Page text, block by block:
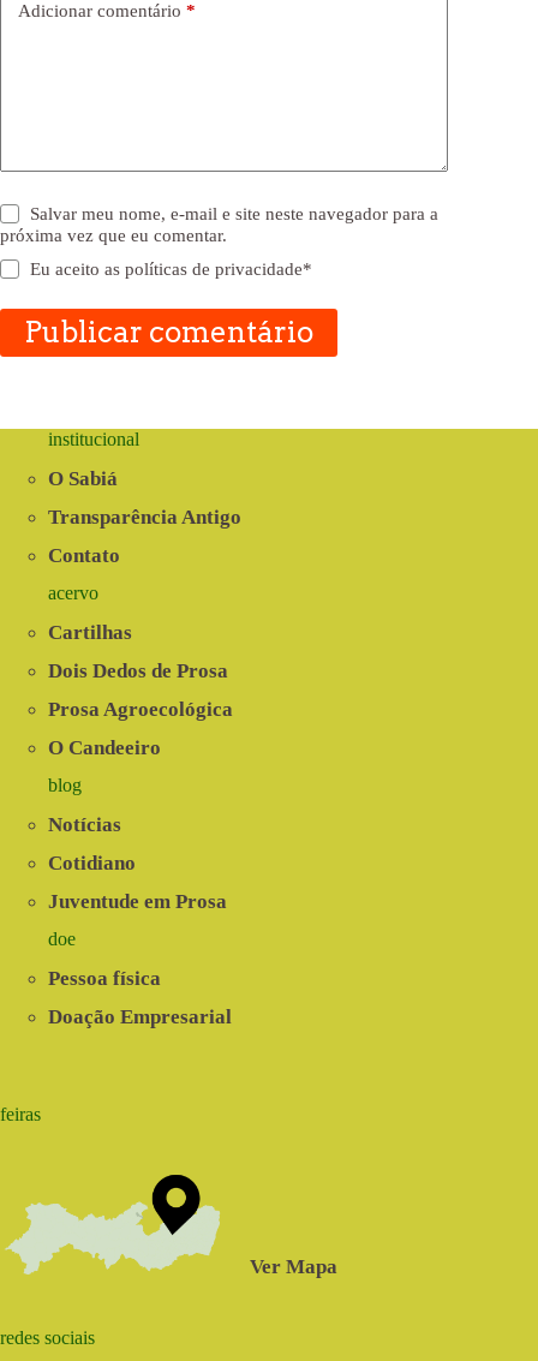
Adicionar comentário *
Salvar meu nome, e-mail e site neste navegador para a
próxima vez que eu comentar.
Eu aceito aspolíticas de privacidade*
Publicar comentário
institucional
O Sabiá
Transparência Antigo
Contato
acervo
Cartilhas
Dois Dedos de Prosa
Prosa Agroecológica
O Candeeiro
blog
Notícias
Cotidiano
Juventude em Prosa
doe
Pessoa física
Doação Empresarial
feiras
Ver Mapa
redes sociais